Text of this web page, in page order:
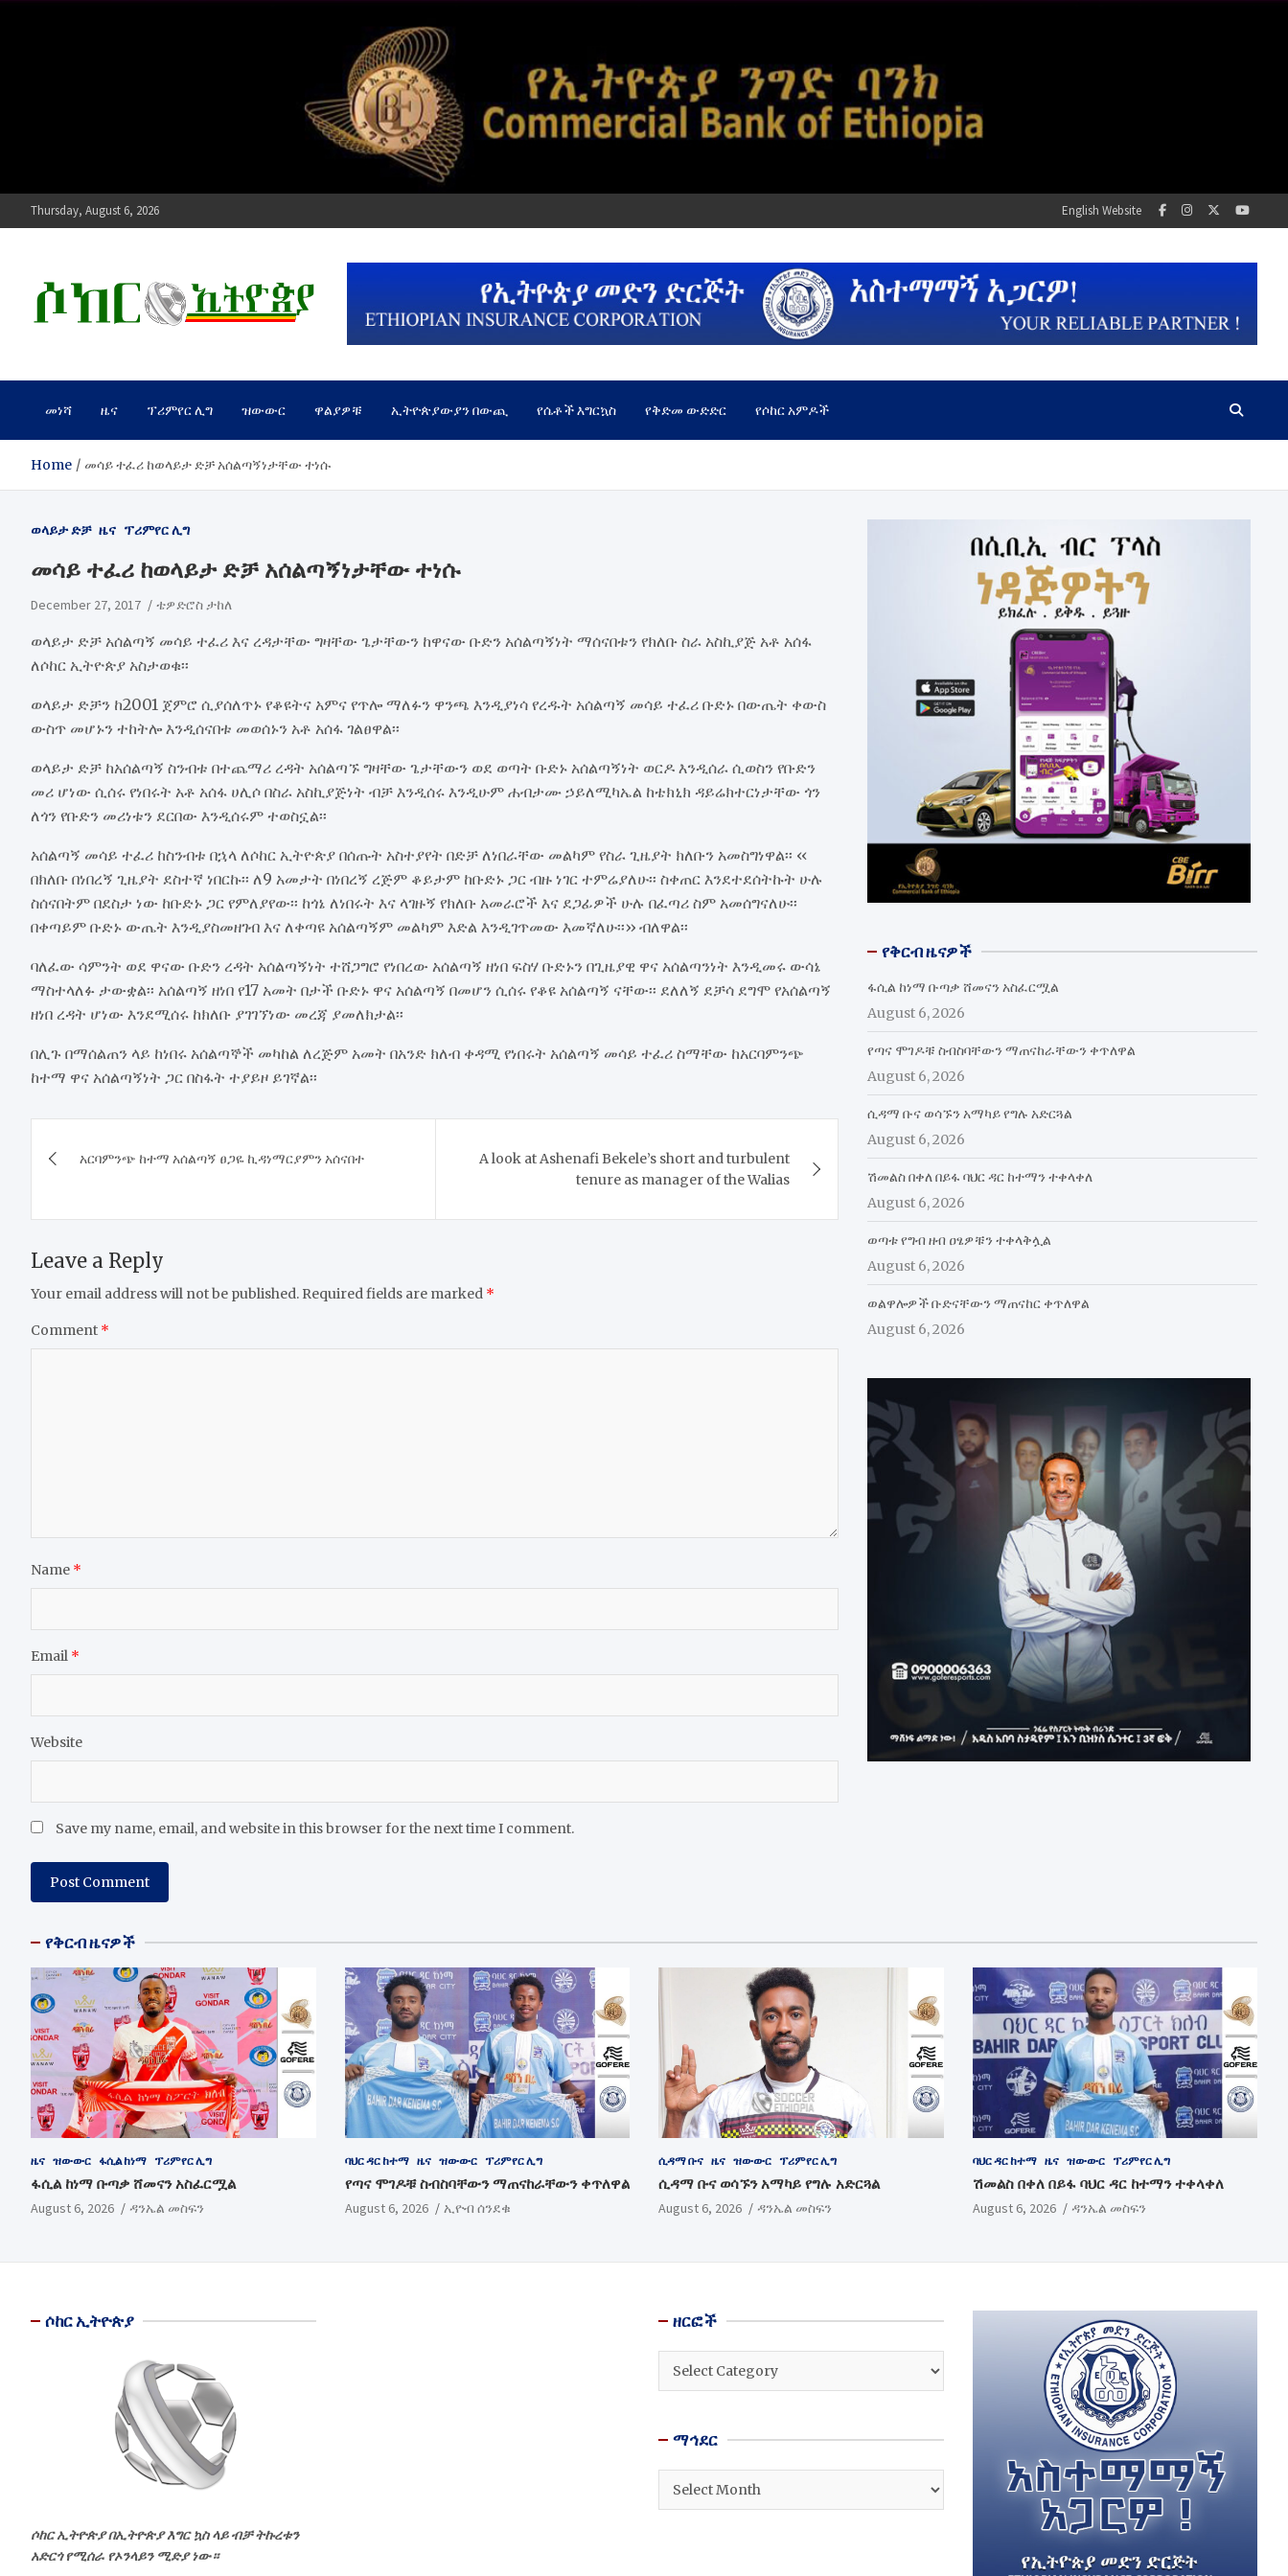
Thursday, August 6, 2026 English Website
ሶከር ኢትዮጵያ
መነሻ ዜና ፕሪምየር ሊግ ዝውውር ዋልያዎቹ ኢትዮጵያውያን በውጪ የሴቶች እግርኳስ የቅድመ ውድድር የሶከር አምዶች
Home መሳይ ተፈሪ ከወላይታ ድቻ አሰልጣኝነታቸው ተነሱ
ወላይታ ድቻ ዜና ፕሪምየር ሊግ
መሳይ ተፈሪ ከወላይታ ድቻ አሰልጣኝነታቸው ተነሱ
December 27, 2017 ቴዎድሮስ ታከለ
ወላይታ ድቻ አሰልጣኝ መሳይ ተፈሪ እና ረዳታቸው ግዛቸው ጌታቸውን ከዋናው ቡድን አሰልጣኝነት ማሰናበቱን የክለቡ ስራ አስኪያጅ አቶ አሰፋ
ለሶከር ኢትዮጵያ አስታወቁ፡፡
ወላይታ ድቻን ከ2001 ጀምሮ ሲያሰለጥኑ የቆዩትና አምና የጥሎ ማለፉን ዋንጫ እንዲያነሳ የረዱት አሰልጣኝ መሳይ ተፈሪ ቡድኑ በውጤት ቀውስ
ውስጥ መሆኑን ተከትሎ እንዲሰናበቱ መወሰኑን አቶ አሰፋ ገልፀዋል፡፡
ወላይታ ድቻ ከአሰልጣኝ ስንብቱ በተጨማሪ ረዳት አሰልጣኙ ግዛቸው ጌታቸውን ወደ ወጣት ቡድኑ አሰልጣኝነት ወርዶ እንዲሰራ ሲወስን የቡድን
መሪ ሆነው ሲሰሩ የነበሩት አቶ አሰፋ ሀሊሶ በስራ አስኪያጅነት ብቻ እንዲሰሩ እንዲሁም ሐብታሙ ኃይለሚካኤል ከቴክኒክ ዳይሬክተርነታቸው ጎን
ለጎን የቡድን መሪነቱን ደርበው እንዲሰሩም ተወስኗል፡፡
አሰልጣኝ መሳይ ተፈሪ ከስንብቱ በኋላ ለሶከር ኢትዮጵያ በሰጡት አስተያየት በድቻ ለነበራቸው መልካም የስራ ጊዜያት ክለቡን አመስግነዋል፡፡ ‹‹
በክለቡ በነበረኝ ጊዜያት ደስተኛ ነበርኩ፡፡ ለ9 አመታት በነበረኝ ረጅም ቆይታም ከቡድኑ ጋር ብዙ ነገር ተምሬያለሁ፡፡ ስቀጠር እንደተደሰትኩት ሁሉ
ስሰናበትም በደስታ ነው ከቡድኑ ጋር የምለያየው፡፡ ከጎኔ ለነበሩት እና ላገዙኝ የክለቡ አመራሮች እና ደጋፊዎች ሁሉ በፈጣሪ ስም አመሰግናለሁ፡፡
በቀጣይም ቡድኑ ውጤት እንዲያስመዘገብ እና ለቀጣዩ አሰልጣኝም መልካም እድል እንዲገጥመው እመኛለሁ፡፡›› ብለዋል፡፡
ባለፈው ሳምንት ወደ ዋናው ቡድን ረዳት አሰልጣኝነት ተሸጋግሮ የነበረው አሰልጣኝ ዘነበ ፍስሃ ቡድኑን በጊዜያዊ ዋና አሰልጣንነት እንዲመሩ ውሳኔ
ማስተላለፉ ታውቋል፡፡ አሰልጣኝ ዘነበ የ17 አመት በታች ቡድኑ ዋና አሰልጣኝ በመሆን ሲሰሩ የቆዩ አሰልጣኝ ናቸው፡፡ ደለለኝ ደቻሳ ደግሞ የአሰልጣኝ
ዘነበ ረዳት ሆነው እንደሚሰሩ ከክለቡ ያገገኘነው መረጃ ያመለክታል፡፡
በሊጉ በማሰልጠን ላይ ከነበሩ አሰልጣኞች መካከል ለረጅም አመት በአንድ ክለብ ቀዳሚ የነበሩት አሰልጣኝ መሳይ ተፈሪ ስማቸው ከአርባምንጭ
ከተማ ዋና አሰልጣኝነት ጋር በስፋት ተያይዞ ይገኛል፡፡
navigation
አርባምንጭ ከተማ አሰልጣኝ ፀጋዬ ኪዳነማርያምን አሰናበተ
A look at Ashenafi Bekele’s short and turbulent
tenure as manager of the Walias
Leave a Reply
Your email address will not be published. Required fields are marked *
Comment *
Name *
Email *
Website
Save my name, email, and website in this browser for the next time I comment.
የቅርብ ዜናዎች
ፋሲል ከነማ ቡጣቃ ሸመናን አስፈርሟል
August 6, 2026
የጣና ሞገዶቹ ስብስባቸውን ማጠናከራቸውን ቀጥለዋል
August 6, 2026
ሲዳማ ቡና ወሳኙን አማካይ የግሉ አድርጓል
August 6, 2026
ሽመልስ በቀለ በይፋ ባህር ዳር ከተማን ተቀላቀለ
August 6, 2026
ወጣቱ የግብ ዘብ ዐፄዎቹን ተቀላቅሏል
August 6, 2026
ወልዋሎዎች ቡድናቸውን ማጠናከር ቀጥለዋል
August 6, 2026
የቅርብ ዜናዎች
ዜና ዝውውር ፋሲል ከነማ ፕሪምየር ሊግ
ፋሲል ከነማ ቡጣቃ ሸመናን አስፈርሟል
August 6, 2026 ዳንኤል መስፍን
ባህር ዳር ከተማ ዜና ዝውውር ፕሪምየር ሊግ
የጣና ሞገዶቹ ስብስባቸውን ማጠናከራቸውን ቀጥለዋል
August 6, 2026 ኢዮብ ሰንደቁ
ሲዳማ ቡና ዜና ዝውውር ፕሪምየር ሊግ
ሲዳማ ቡና ወሳኙን አማካይ የግሉ አድርጓል
August 6, 2026 ዳንኤል መስፍን
ባህር ዳር ከተማ ዜና ዝውውር ፕሪምየር ሊግ
ሽመልስ በቀለ በይፋ ባህር ዳር ከተማን ተቀላቀለ
August 6, 2026 ዳንኤል መስፍን
ሶከር ኢትዮጵያ
ሶከር ኢትዮጵያ በኢትዮጵያ እግር ኳስ ላይ ብቻ ትኩረቱን
አድርጎ የሚሰራ የኦንላይን ሚድያ ነው።
ዘርፎች
ዘርፎች
ማኅደር
ማኅደር